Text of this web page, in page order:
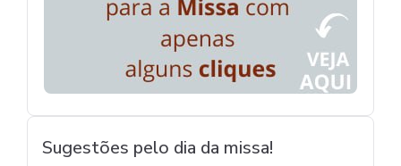
Sugestões pelo dia da missa!